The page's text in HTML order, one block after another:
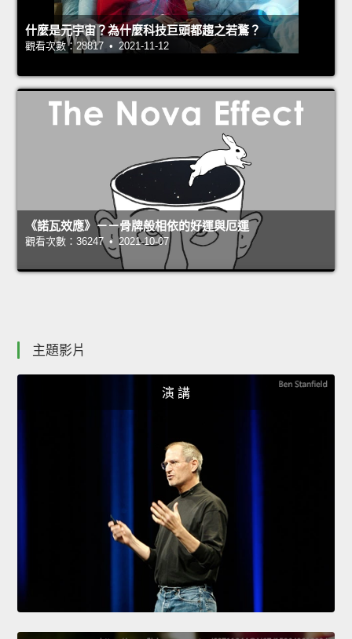
什麼是元宇宙？為什麼科技巨頭都趨之若鶩？
觀看次數：28817 • 2021-11-12
《諾瓦效應》－－骨牌般相依的好運與厄運
觀看次數：36247 • 2021-10-07
主題影片
演 講